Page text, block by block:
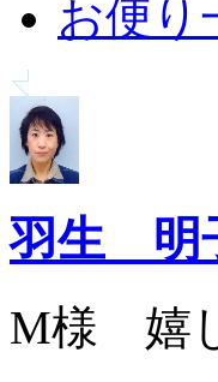
お便り
羽生 明
M様 嬉